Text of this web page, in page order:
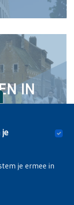
IN
je
je ermee in